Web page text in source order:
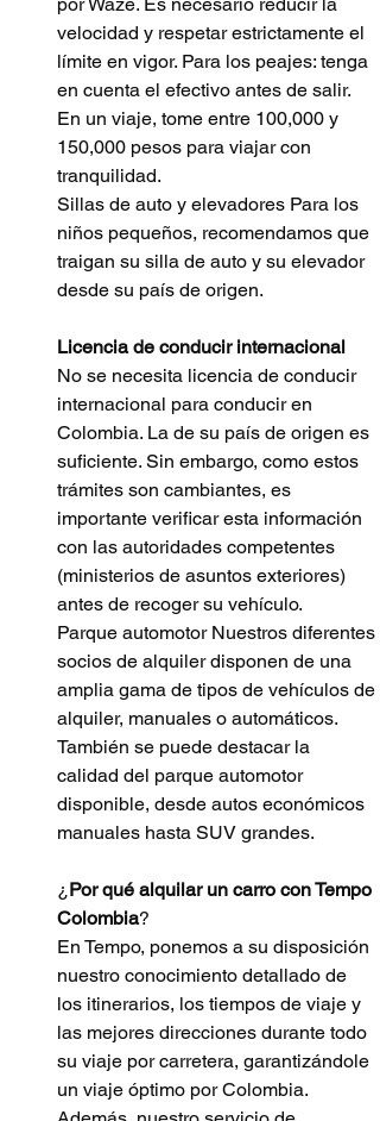
velocidad y respetar estrictamente el
límite en vigor. Para los peajes: tenga
en cuenta el efectivo antes de salir.
En un viaje, tome entre 100,000 y
150,000 pesos para viajar con
tranquilidad.
Sillas de auto y elevadores Para los
niños pequeños, recomendamos que
traigan su silla de auto y su elevador
desde su país de origen.
Licencia de conducir internacional
No se necesita licencia de conducir
internacional para conducir en
Colombia. La de su país de origen es
suficiente. Sin embargo, como estos
trámites son cambiantes, es
importante verificar esta información
con las autoridades competentes
(ministerios de asuntos exteriores)
antes de recoger su vehículo.
Parque automotor Nuestros diferentes
socios de alquiler disponen de una
amplia gama de tipos de vehículos de
alquiler, manuales o automáticos.
También se puede destacar la
calidad del parque automotor
disponible, desde autos económicos
manuales hasta SUV grandes.
¿ Por qué alquilar un carro con Tempo
Colombia?
En Tempo, ponemos a su disposición
nuestro conocimiento detallado de
los itinerarios, los tiempos de viaje y
las mejores direcciones durante todo
su viaje por carretera, garantizándole
un viaje óptimo por Colombia.